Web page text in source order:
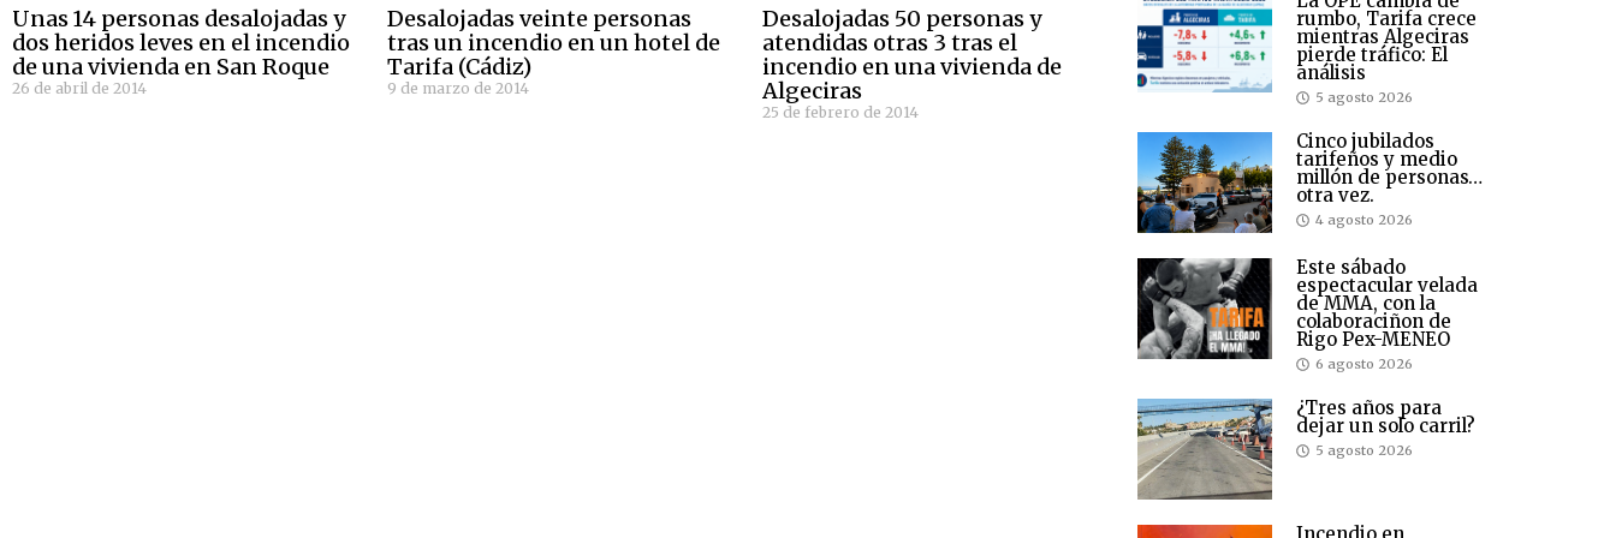
Unas 14 personas desalojadas y
dos heridos leves en el incendio
de una vivienda en San Roque
26 de abril de 2014
Desalojadas veinte personas
tras un incendio en un hotel de
Tarifa (Cádiz)
9 de marzo de 2014
Desalojadas 50 personas y
atendidas otras 3 tras el
incendio en una vivienda de
Algeciras
25 de febrero de 2014
rumbo, Tarifa crece
mientras Algeciras
pierde tráfico: El
análisis
5 agosto 2026
Cinco jubilados
tarifeños y medio
millón de personas…
otra vez.
4 agosto 2026
Este sábado
espectacular velada
de MMA, con la
colaboraciñon de
Rigo Pex-MENEO
6 agosto 2026
¿Tres años para
dejar un solo carril?
5 agosto 2026